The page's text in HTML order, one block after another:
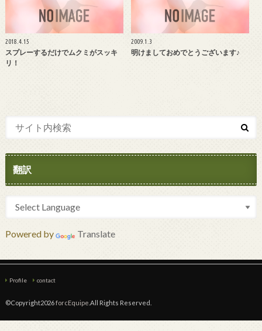
2018.4.15
スプレーするだけでムクミがスッキ
リ！
2009.1.3
明けましておめでとうございます♪
翻訳
Powered by Translate
Profile contact
©Copyright2026forcEquipe .All Rights Reserved.